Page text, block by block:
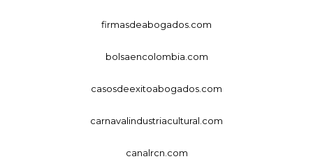
firmasdeabogados.com
bolsaencolombia.com
casosdeexitoabogados.com
carnavalindustriacultural.com
canalrcn.com